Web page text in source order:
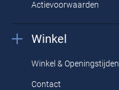
maten XS tot en met 7XL.
Actievoorwaarden
Winkel
Winkel & Openingstijden
Contact